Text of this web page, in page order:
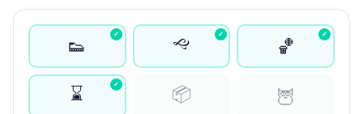
👟
✓ 🙙 ✓
🏀
✓
⌛ ✓ 📦 🦉